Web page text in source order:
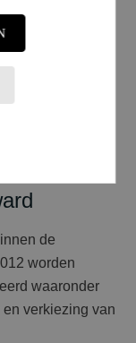
van Interieur
jaar een uniek
altijd kwalitatief
en
om dit
de
worden
waaronder
verkiezing van